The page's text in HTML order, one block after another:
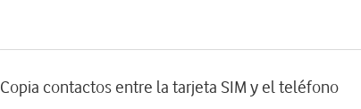
Copia contactos entre la tarjeta SIM y el teléfono